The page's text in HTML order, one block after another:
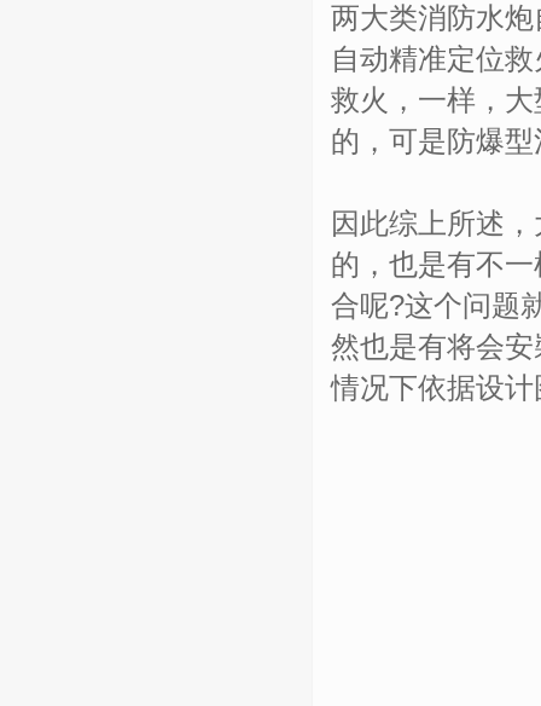
两大类消防水
自动精准定位
救火，一样，
的，可是防爆
因此综上所述
的，也是有不
合呢?这个问题
然也是有将会
情况下依据设